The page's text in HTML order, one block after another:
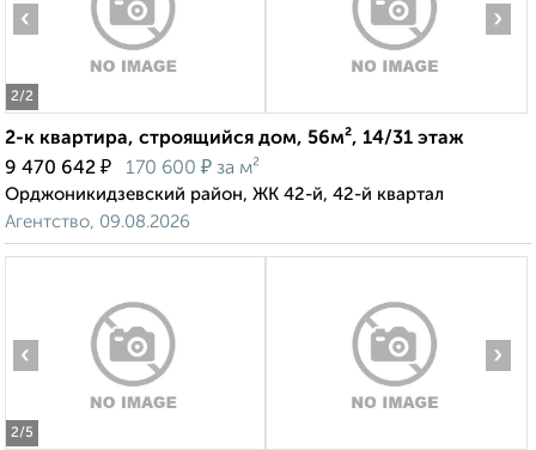
2/2
‹ ›
2-к квартира, строящийся дом, 56м², 14/31 этаж
9 470 642 ₽ 170 600 ₽ за м²
Орджоникидзевский район, ЖК 42-й, 42-й квартал
Агентство, 09.08.2026
2/5
‹ ›